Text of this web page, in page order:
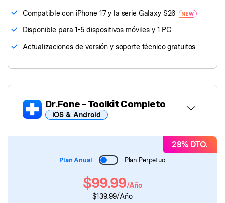
Compatible con iPhone 17 y la serie Galaxy S26
󠀰Disponible para 1-5 dispositivos móviles y 1 PC󠀲󠀩󠀤󠀥󠀩󠀦󠀣󠀤󠀳
Actualizaciones de versión y soporte técnico gratuitos
Dr.Fone - Toolkit Completo
iOS & Android
- Desbloqueo de Pantalla
- Reparación de Sistema
28% DTO.
Plan Anual Plan Perpetuo
$99.99/Año
$139.99/Año